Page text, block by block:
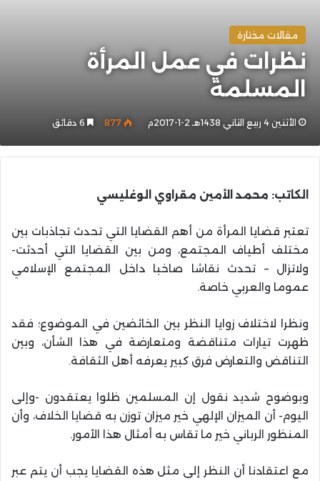
مقالات مختارة
نظرات في عمل المرأة
المسلمة
الأثنين 4 ربيع الثاني 1438هـ 2-1-2017م 877
الكاتب: محمد الأمين مقراوي الوغليسي
تعتبر قضايا المرأة من أهم القضايا التي تحدث تجاذبات بين
مختلف أطياف المجتمع، ومن بين القضايا التي أحدثت-
ولاتزال – تحدث نقاشا صاخبا داخل المجتمع الإسلامي
عموما والعربي خاصة.
ونظرا لاختلاف زوايا النظر بين الخائضين في الموضوع؛ فقد
ظهرت تيارات متناقضة ومتعارضة في هذا الشأن، وبين
التناقض والتعارض فرق كبير يعرفه أهل الثقافة.
وبوضوح شديد نقول إن المسلمين ظلوا يعتقدون -وإلى
اليوم- أن الميزان الإلهي خير ميزان توزن به قضايا الخلاف، وأن
المنظور الرباني خير ما تقاس به أمثال هذا الأمور.
مع اعتقادنا أن النظر إلى مثل هذه القضايا يجب أن يتم عبر